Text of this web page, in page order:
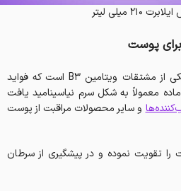
میلی لیتر
برای پوست
یا نیکوتینامید، یکی از مشتقات ویتامین B3 است که فواید
معمولاً به شکل سرم نیاسینامید یافت
و سایر محصولات مراقبت از پوست
را تقویت نموده و در پیشگیری از سرطان